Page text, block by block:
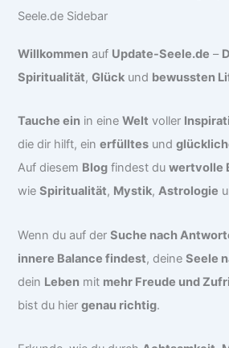
Willkommen auf Update-Seele.de –
Spiritualität,Glück und bewussten
Tauche ein in eineWelt voller
die dir hilft, einerfülltes und
Auf diesem Blog findest duwertvolle
wieSpiritualität, Mystik,Astrologie
Wenn du auf derSuche nach
innere Balance findest, deineSeele
dein Leben mit mehr Freude und
bist du hiergenau richtig.